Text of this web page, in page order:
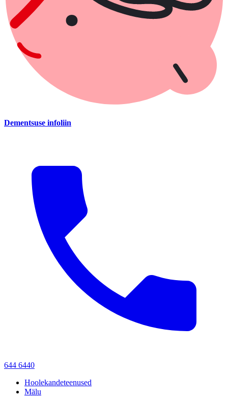
Dementsuse infoliin
644 6440
Hoolekandeteenused
Mälu